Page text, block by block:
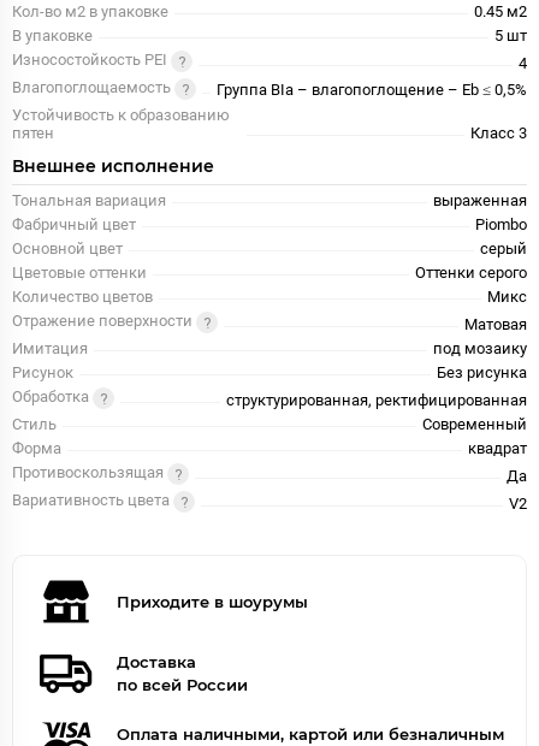
Кол-во м2 в упаковке
0.45 м2
В упаковке
5 шт
Износостойкость PEI
4
Влагопоглощаемость
Группа BIa – влагопоглощение – Eb ≤ 0,5%
Устойчивость к образованию
пятен
Класс 3
Внешнее исполнение
Тональная вариация
выраженная
Фабричный цвет
Piombo
Основной цвет
серый
Цветовые оттенки
Оттенки серого
Количество цветов
Микс
Отражение поверхности
Матовая
Имитация
под мозаику
Рисунок
Без рисунка
Обработка
структурированная, ректифицированная
Стиль
Современный
Форма
квадрат
Противоскользящая
Да
Вариативность цвета
V2
Приходите в шоурумы
Доставка
по всей России
Оплата наличными, картой или безналичным